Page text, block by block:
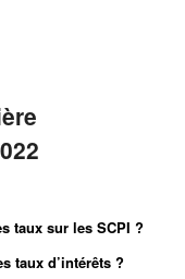
taux sur les SCPI ?
taux d’intérêts ?